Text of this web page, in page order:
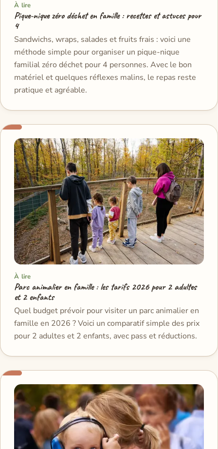
À lire
Pique-nique zéro déchet en famille : recettes et astuces pour
4
Sandwichs, wraps, salades et fruits frais : voici une
méthode simple pour organiser un pique-nique
familial zéro déchet pour 4 personnes. Avec le bon
matériel et quelques réflexes malins, le repas reste
pratique et agréable.
À lire
Parc animalier en famille : les tarifs 2026 pour 2 adultes
et 2 enfants
Quel budget prévoir pour visiter un parc animalier en
famille en 2026 ? Voici un comparatif simple des prix
pour 2 adultes et 2 enfants, avec pass et réductions.